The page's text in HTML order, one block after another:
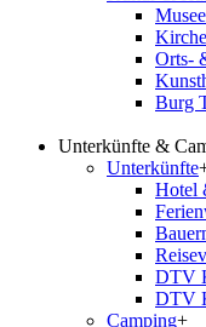
Orts-
Burg
Unterkünfte &
Unterkünfte
Hotel
DTV
DTV
Camping+